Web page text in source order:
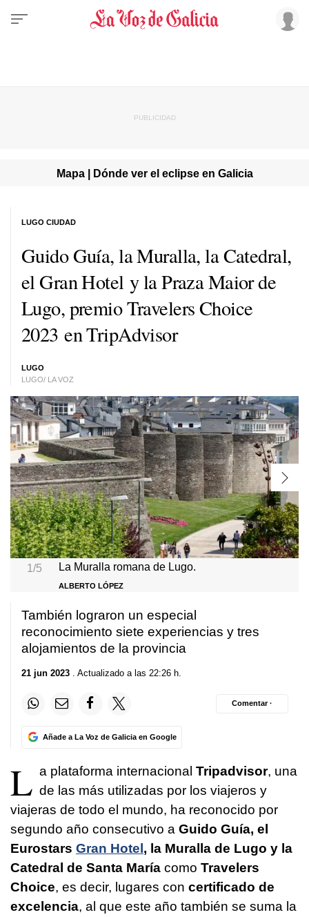
Mapa | Dónde ver el eclipse en Galicia
Guido Guía, la Muralla, la Catedral,
el Gran Hotel y la Praza Maior de
Lugo, premio Travelers Choice
2023 en TripAdvisor
LUGO
LUGO/ LA VOZ
LUGO CIUDAD
1/5 La Muralla romana de Lugo.
ALBERTO LÓPEZ
También lograron un especial
reconocimiento siete experiencias y tres
alojamientos de la provincia
21 jun 2023 . Actualizado a las 22:26 h.
Añade a La Voz de Galicia en Google
Comentar ·
L a plataforma internacional Tripadvisor, una
de las más utilizadas por los viajeros y
viajeras de todo el mundo, ha reconocido por
segundo año consecutivo a Guido Guía, el
Eurostars Gran Hotel, la Muralla de Lugo y la
Catedral de Santa María como Travelers
Choice, es decir, lugares con certificado de
excelencia, al que este año también se suma la